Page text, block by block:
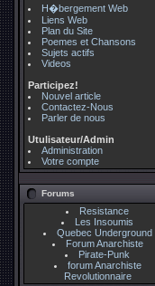
H�bergement Web
Liens Web
Plan du Site
Poemes et Chansons
Sujets actifs
Videos
Participez!
Nouvel article
Contactez-Nous
Parler de nous
Utulisateur/Admin
Administration
Votre compte
Forums
Resistance
Les Insoumis
Quebec Underground
Forum Anarchiste
Pirate-Punk
forum Anarchiste
Revolutionnaire